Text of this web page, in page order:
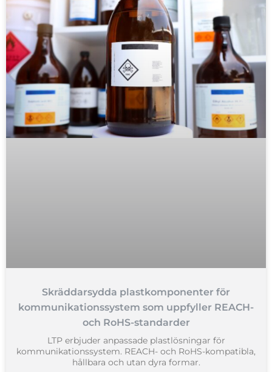
Skräddarsydda plastkomponenter för
kommunikationssystem som uppfyller REACH-
och RoHS-standarder
LTP erbjuder anpassade plastlösningar för
kommunikationssystem. REACH- och RoHS-kompatibla,
hållbara och utan dyra formar.